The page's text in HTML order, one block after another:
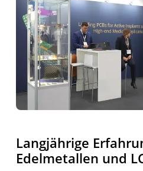
Langjährige
Edelmetallen und